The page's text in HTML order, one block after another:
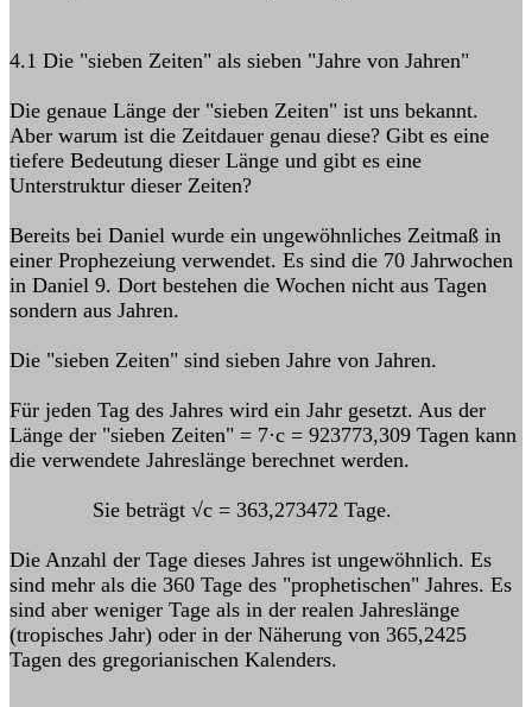
4.1 Die "sieben Zeiten" als sieben "Jahre von Jahren"
Die genaue Länge der "sieben Zeiten" ist uns bekannt.
Aber warum ist die Zeitdauer genau diese? Gibt es eine
tiefere Bedeutung dieser Länge und gibt es eine
Unterstruktur dieser Zeiten?
Bereits bei Daniel wurde ein ungewöhnliches Zeitmaß in
einer Prophezeiung verwendet. Es sind die 70 Jahrwochen
in Daniel 9. Dort bestehen die Wochen nicht aus Tagen
sondern aus Jahren.
Die "sieben Zeiten" sind sieben Jahre von Jahren.
Für jeden Tag des Jahres wird ein Jahr gesetzt. Aus der
Länge der "sieben Zeiten" = 7·c = 923773,309 Tagen kann
die verwendete Jahreslänge berechnet werden.
Sie beträgt √c = 363,273472 Tage.
Die Anzahl der Tage dieses Jahres ist ungewöhnlich. Es
sind mehr als die 360 Tage des "prophetischen" Jahres. Es
sind aber weniger Tage als in der realen Jahreslänge
(tropisches Jahr) oder in der Näherung von 365,2425
Tagen des gregorianischen Kalenders.